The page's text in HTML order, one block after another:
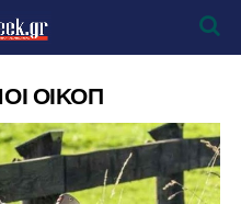
ΟΙΚΟΠ